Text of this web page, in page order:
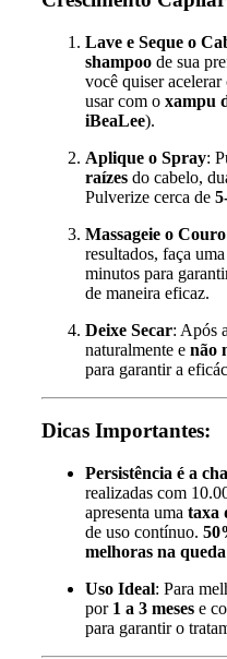
Lave e Seque o
shampoo de sua
você quiser
usar com o xampu
iBeaLee).
Aplique o Spray:
raízes do cabelo,
Pulverize cerca de
Massageie o
resultados, faça uma
minutos para
de maneira eficaz.
Deixe Secar: Após
naturalmente e não
para garantir a
Dicas Importantes:
Persistência é a
realizadas com
apresenta uma taxa
de uso contínuo.
melhoras na
Uso Ideal: Para
por 1 a 3 meses e
para garantir o